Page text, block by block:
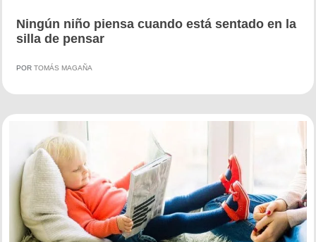
Ningún niño piensa cuando está sentado en la
silla de pensar
POR TOMÁS MAGAÑA